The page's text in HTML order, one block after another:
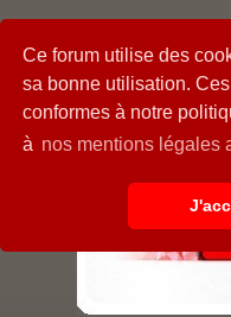
Ce forum utilise des
sa bonne utilisation.
conformes à notre
à nos mentions légales
PIECES